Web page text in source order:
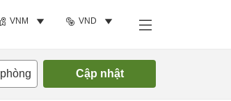
VNM VND
phòng Cập nhật
Tìm phòng trống